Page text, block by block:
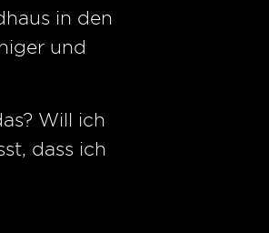
in den
und
Will ich
dass ich